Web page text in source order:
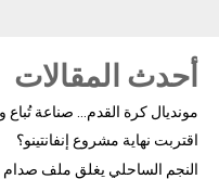
أحدث المقالات
مونديال كرة القدم… صناعة
اقتربت نهاية مشروع إنفانتينو؟
النجم الساحلي يغلق ملف صدام